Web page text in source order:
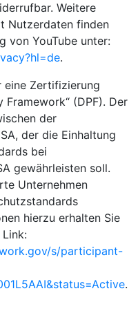
Weitere
Nutzerdaten finden
von YouTube unter:
.
eine Zertifizierung
Framework“ (DPF). Der
der
der die Einhaltung
bei
gewährleisten soll.
Unternehmen
hierzu erhalten Sie
s/participant-
.